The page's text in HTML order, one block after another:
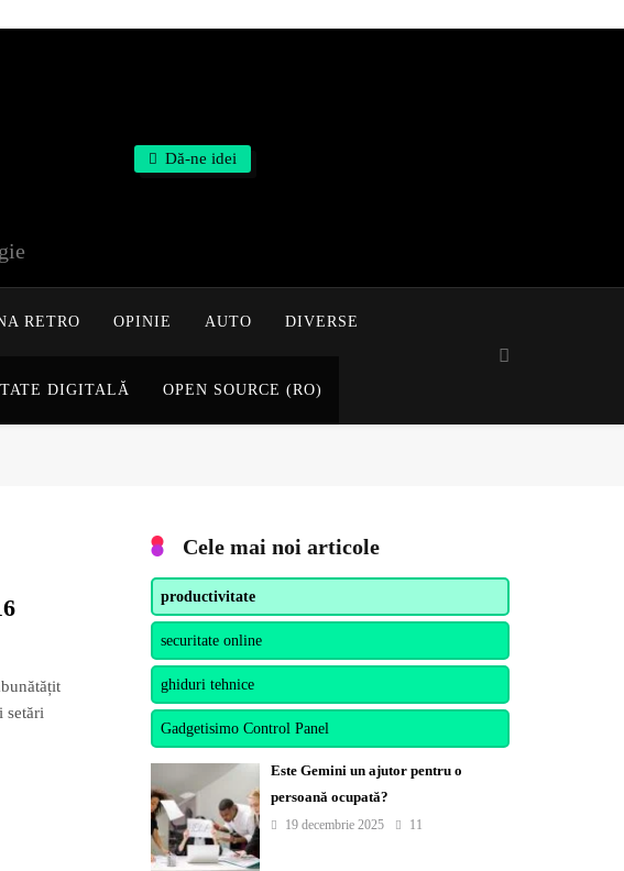
Dă-ne idei
RETRO OPINIE AUTO DIVERSE
DIGITALĂ OPEN SOURCE (RO)
setări
Cele mai noi articole
productivitate
securitate online
ghiduri tehnice
Gadgetisimo Control Panel
Este Gemini un ajutor pentru o
persoană ocupată?
19 decembrie 2025 11